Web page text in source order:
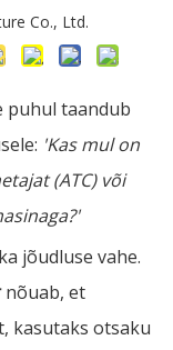
Co., Ltd.
puhul taandub
'Kas mul on
(ATC) või
jõudluse vahe.
nõuab, et
kasutaks otsaku